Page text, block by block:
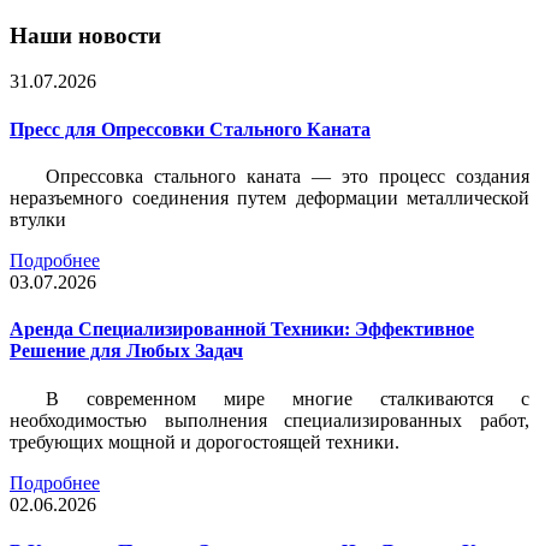
Наши новости
31.07.2026
Пресс для Опрессовки Стального Каната
Опрессовка стального каната — это процесс создания
неразъемного соединения путем деформации металлической
втулки
Подробнее
03.07.2026
Аренда Специализированной Техники: Эффективное
Решение для Любых Задач
В современном мире многие сталкиваются с
необходимостью выполнения специализированных работ,
требующих мощной и дорогостоящей техники.
Подробнее
02.06.2026